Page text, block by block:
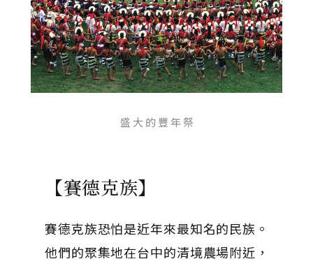
盛 大 的 豐 年 祭
【賽德克族】
賽德克族恐怕是近年來最知名的民族。
他們的聚集地在台中的清境農場附近，